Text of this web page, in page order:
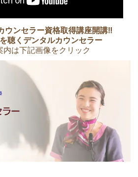
ウンセラー資格取得講座開講‼
聴くデンタルカウンセラー
内は下記画像をクリック